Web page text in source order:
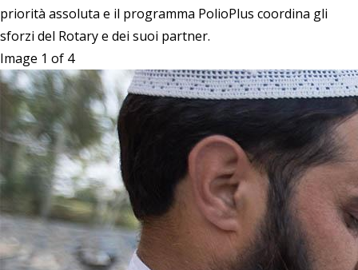
priorità assoluta e il programma PolioPlus coordina gli
sforzi del Rotary e dei suoi partner.
Image 1 of 4